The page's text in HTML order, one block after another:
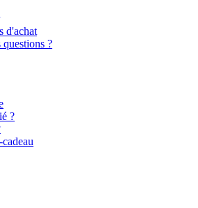
d'achat
questions ?
?